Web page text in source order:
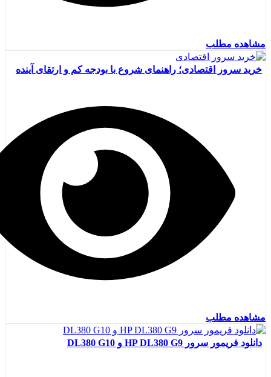
مشاهده مطلب
خرید سرور اقتصادی؛ راهنمای شروع با بودجه کم و ارتقای آینده
مشاهده مطلب
دانلود فریمور سرور HP DL380 G9 و DL380 G10